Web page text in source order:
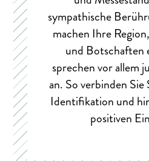
sympathische
machen Ihre
und Botschaften
sprechen vor allem
an. So verbinden
Identifikation und
positiven